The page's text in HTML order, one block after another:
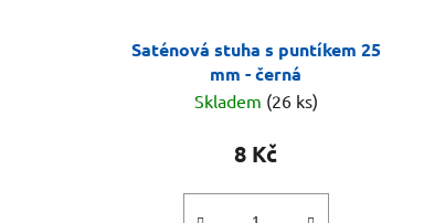
Saténová stuha s puntíkem 25
mm - černá
Skladem (26 ks)
8 Kč